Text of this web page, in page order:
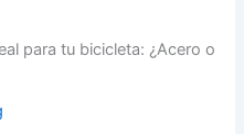
para tu bicicleta: ¿Acero o